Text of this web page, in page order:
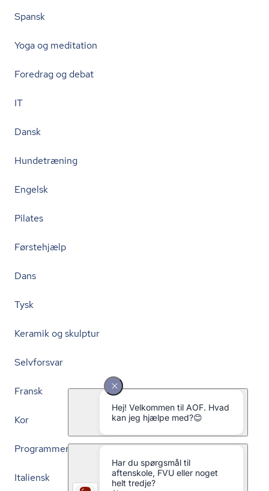
Spansk
Yoga og meditation
Foredrag og debat
IT
Dansk
Hundetræning
Engelsk
Pilates
Førstehjælp
Dans
Tysk
Keramik og skulptur
Selvforsvar
Fransk
Kor
Programmering
Italiensk